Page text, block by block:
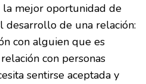
la mejor oportunidad de
desarrollo de una relación:
con alguien que es
con personas
sentirse aceptada y